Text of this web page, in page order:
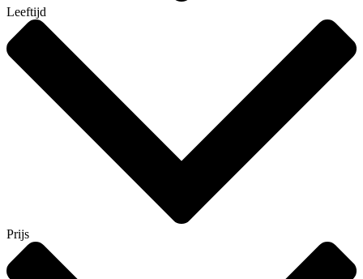
Leeftijd
Prijs